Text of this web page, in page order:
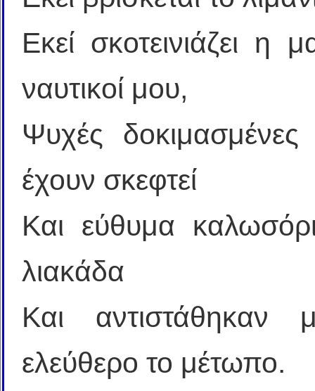
Εκεί σκοτεινιάζει
ναυτικοί μου,
Ψυχές
έχουν σκεφτεί
Και εύθυμα
λιακάδα
Και αντιστάθηκαν
ελεύθερο το μέτωπο.